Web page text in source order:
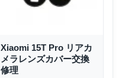
Xiaomi 15T Pro リアカ
メラレンズカバー交換
修理